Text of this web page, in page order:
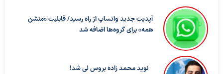
آپدیت جدید واتساپ از راه رسید/ قابلیت «منشن
همه» برای گروه‌ها اضافه شد
نوید محمد زاده بروس لی شد!